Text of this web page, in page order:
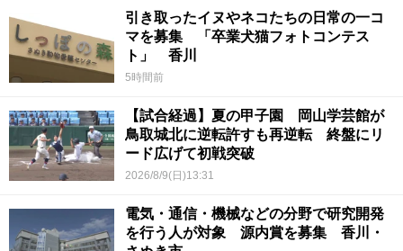
引き取ったイヌやネコたちの日常の一コ
マを募集 「卒業犬猫フォトコンテス
ト」 香川
5時間前
【試合経過】夏の甲子園 岡山学芸館が
鳥取城北に逆転許すも再逆転 終盤にリ
ード広げて初戦突破
2026/8/9(日)13:31
電気・通信・機械などの分野で研究開発
を行う人が対象 源内賞を募集 香川・